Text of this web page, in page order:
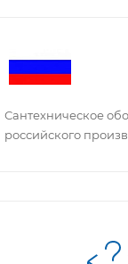
Сантехническое
российского